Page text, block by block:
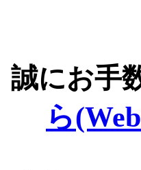
誠にお手
ら